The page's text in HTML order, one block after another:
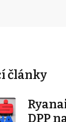
články
DPP